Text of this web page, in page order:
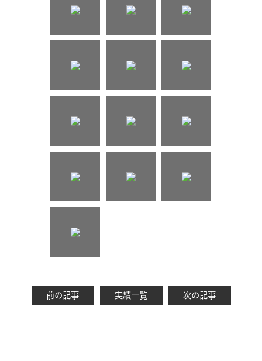
前の記事 実績一覧 次の記事